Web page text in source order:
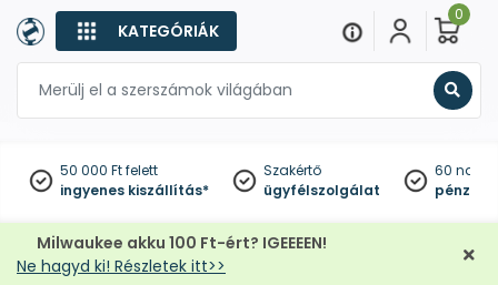
KATEGÓRIÁK
0
50 000 Ft felett
ingyenes kiszállítás*
Szakértő
ügyfélszolgálat
60
Milwaukee akku 100 Ft-ért? IGEEEEN!
Ne hagyd ki! Részletek itt>>